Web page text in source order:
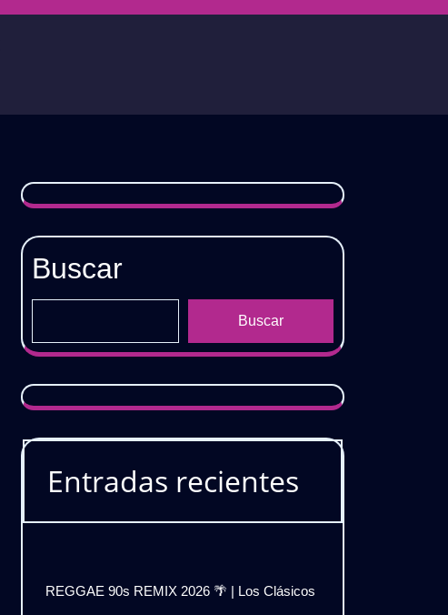
Buscar
Buscar
Entradas recientes
REGGAE 90s REMIX 2026 🌴 | Los Clásicos